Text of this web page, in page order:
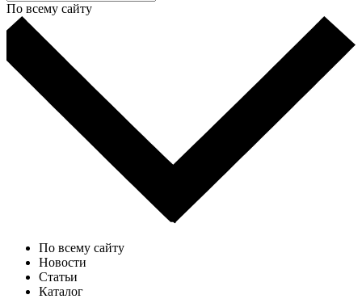
По всему сайту
По всему сайту
Новости
Статьи
Каталог